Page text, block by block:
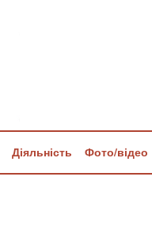
Діяльність Фото/відео